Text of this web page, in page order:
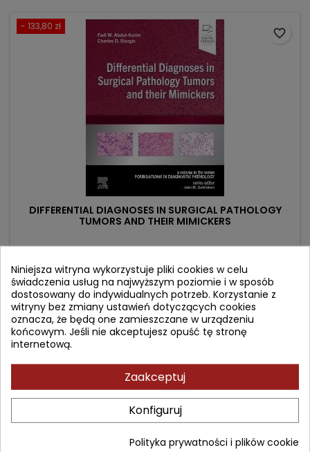
- 133,80 zł
DIFFERENTIAL DIAGNOSES IN SURGICAL PATHOLOGY
TUMORS AND THEIR MIMICKERS
Autor: Fadi W Abdul-Karim
(0)
A Volume in the Foundations in Diagnostic Pathology series
Cena
758,23 złCena
podstawowa
892,03 zł
 Dodaj do koszyka
favorite_border
favorite_border
Niniejsza witryna wykorzystuje pliki cookies w celu
świadczenia usług na najwyższym poziomie i w sposób
dostosowany do indywidualnych potrzeb. Korzystanie z
witryny bez zmiany ustawień dotyczących cookies
oznacza, że będą one zamieszczane w urządzeniu
końcowym. Jeśli nie akceptujesz opuść tę stronę
internetową.
Zaakceptuj
Konfiguruj
Polityka prywatności i plików cookie